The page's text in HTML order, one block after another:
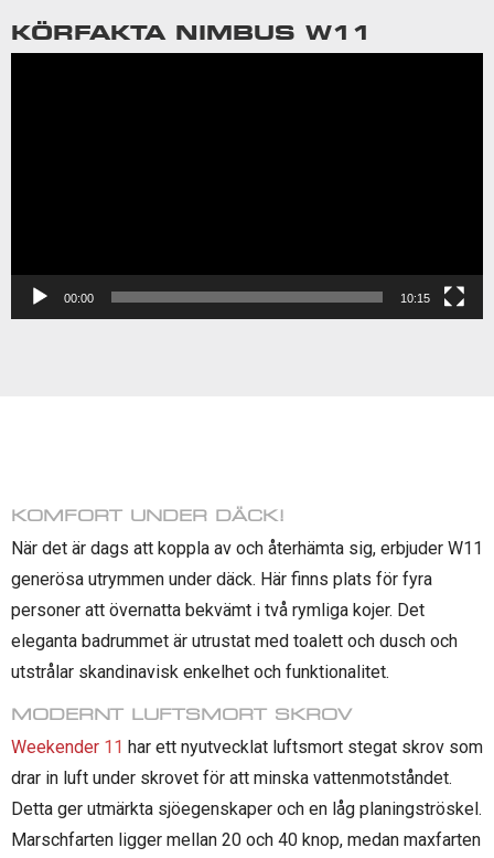
KÖRFAKTA NIMBUS W11
00:00 10:15
KOMFORT UNDER DÄCK!
När det är dags att koppla av och återhämta sig, erbjuder W11
generösa utrymmen under däck. Här finns plats för fyra
personer att övernatta bekvämt i två rymliga kojer. Det
eleganta badrummet är utrustat med toalett och dusch och
utstrålar skandinavisk enkelhet och funktionalitet.
MODERNT LUFTSMORT SKROV
Weekender 11 har ett nyutvecklat luftsmort stegat skrov som
drar in luft under skrovet för att minska vattenmotståndet.
Detta ger utmärkta sjöegenskaper och en låg planingströskel.
Marschfarten ligger mellan 20 och 40 knop, medan maxfarten